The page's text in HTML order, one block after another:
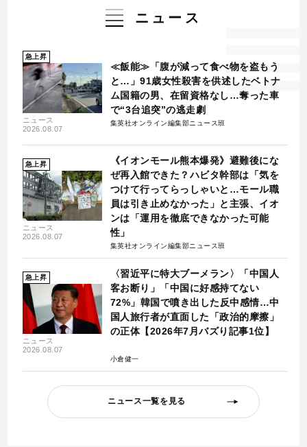
ニュース
急上昇
ニュース
2026.08.07
≪飯能≫「腹が減って食べ物を盗もう
と…」91歳女性殺害を供述したベトナ
ム国籍の男、在留資格なし…奪った車
で“3台追突”の逃走劇
集英社オンライン編集部ニュース班
急上昇
ニュース
2026.08.07
《イオンモール熊本爆発》避難後にな
ぜ再入館できた？ハビタ幹部は「気を
つけて行ってらっしゃいと…モール職
員は引き止めなかった」と主張、イオ
ンは「運用を徹底できなかった可能
性」
集英社オンライン編集部ニュース班
急上昇
ニュース
2026.08.07
〈習近平に特大ブーメラン〉「中国人
客お断り」「中国に好感持てない
72%」韓国で噴き出した反中感情…中
国人旅行者が直面した「政治的摩擦」
の正体【2026年7月バズり記事1位】
小倉健一
ニュース一覧を見る